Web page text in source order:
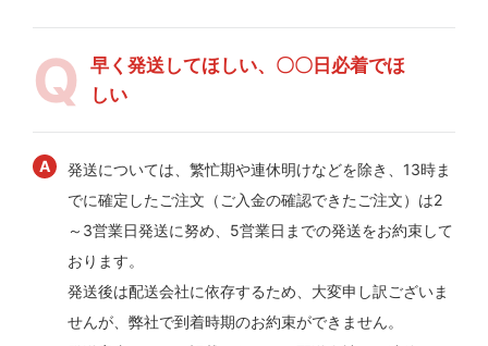
早く発送してほしい、〇〇日必着でほ
しい
発送については、繁忙期や連休明けなどを除き、13時ま
でに確定したご注文（ご入金の確認できたご注文）は2
～3営業日発送に努め、5営業日までの発送をお約束して
おります。
発送後は配送会社に依存するため、大変申し訳ございま
せんが、弊社で到着時期のお約束ができません。